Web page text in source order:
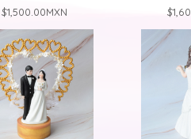
$1,500.00MXN